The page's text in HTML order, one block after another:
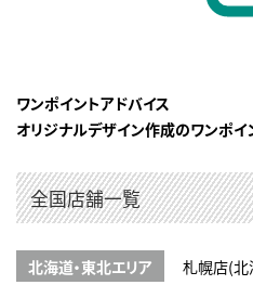
ワンポイントアドバイス
オリジナルデザイン作成のワンポイ
全国店舗一覧
北海道・東北エリア 札幌店(北